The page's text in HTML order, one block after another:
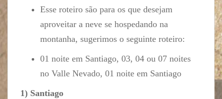
Esse roteiro são para os que desejam
aproveitar a neve se hospedando na
montanha, sugerimos o seguinte roteiro:
01 noite em Santiago, 03, 04 ou 07 noites
no Valle Nevado, 01 noite em Santiago
1) Santiago